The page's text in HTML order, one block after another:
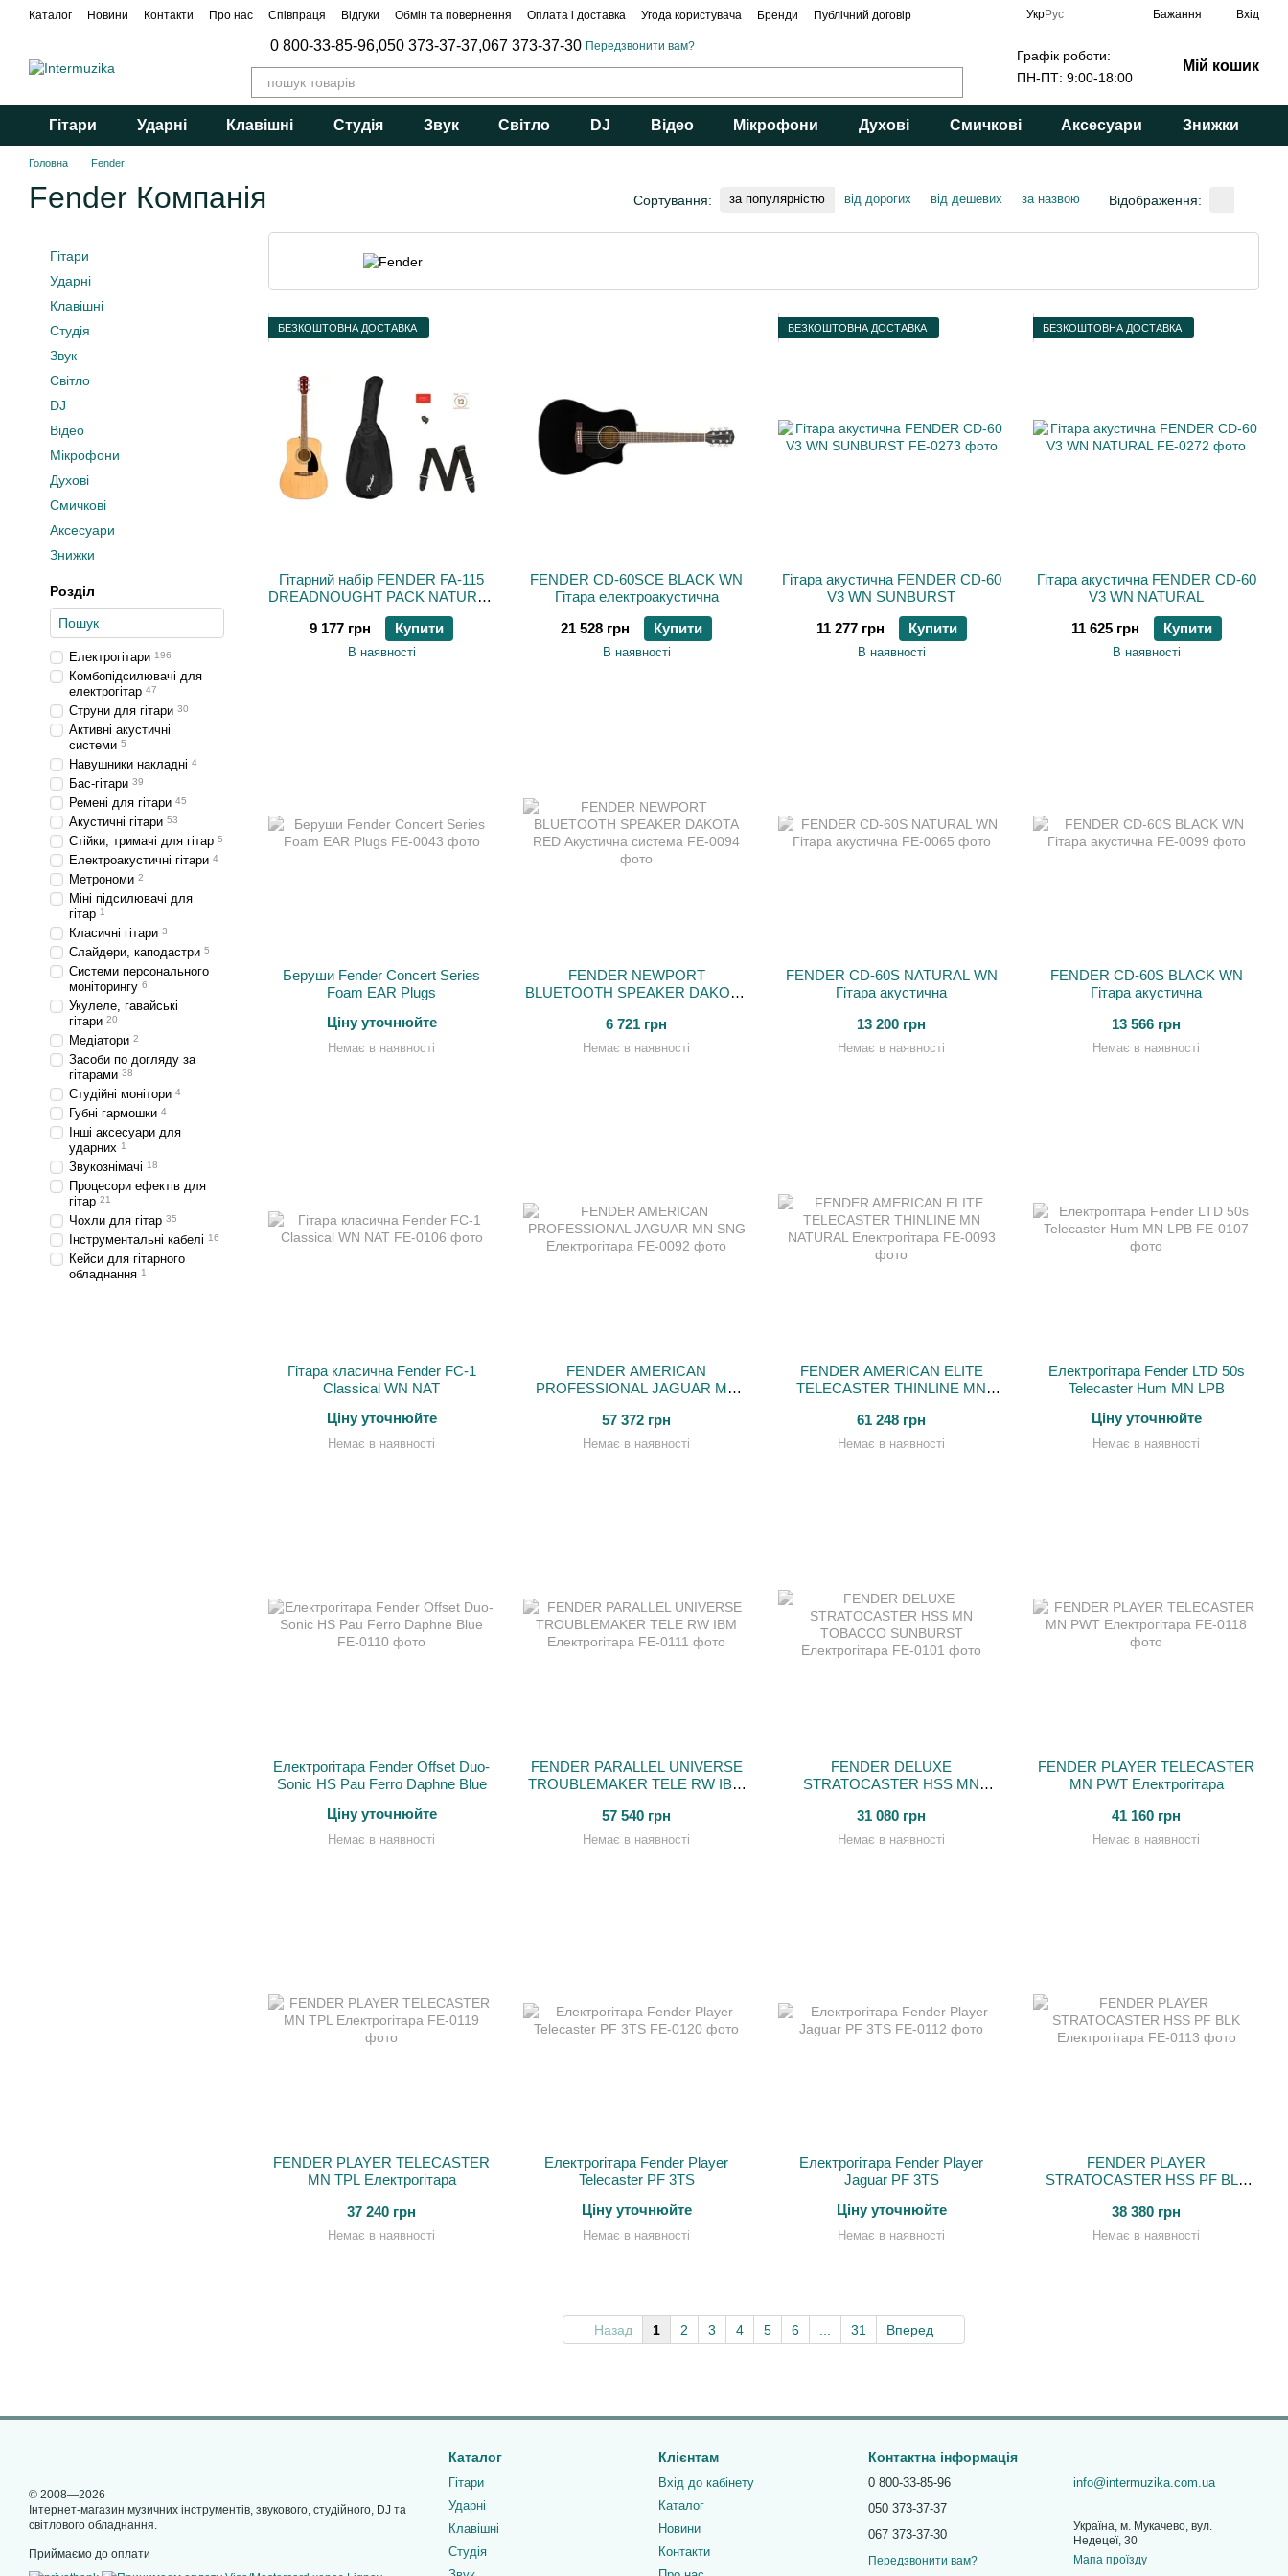
Перейти до основного контенту
Каталог Новини Контакти Про нас Співпраця Відгуки Обмін та повернення Оплата і доставка Угода користувача Бренди Публічний договір УкрРус Бажання Вхід
0 800-33-85-96,050 373-37-37,067 373-37-30 Передзвонити вам?
Графік роботи:
ПН-ПТ: 9:00-18:00
Мій кошик
Гітари Ударні Клавішні Студія Звук Світло DJ Відео Мікрофони Духові Смичкові Аксесуари Знижки
Головна Fender
Fender Компанія Сортування: за популярністю від дорогих від дешевих за назвою Відображення:
БЕЗКОШТОВНА ДОСТАВКА
Гітарний набір FENDER FA-115
DREADNOUGHT PACK NATURAL
WN V2
9 177 грн
Купити
В наявності
FENDER CD-60SCE BLACK WN
Гітара електроакустична
21 528 грн
Купити
В наявності
БЕЗКОШТОВНА ДОСТАВКА
Гітара акустична FENDER CD-60
V3 WN SUNBURST
11 277 грн
Купити
В наявності
БЕЗКОШТОВНА ДОСТАВКА
Гітара акустична FENDER CD-60
V3 WN NATURAL
11 625 грн
Купити
В наявності
Беруши Fender Concert Series
Foam EAR Plugs
Ціну уточнюйте
Немає в наявності
FENDER NEWPORT
BLUETOOTH SPEAKER DAKOTA
6 721 грн
Немає в наявності
FENDER CD-60S NATURAL WN
Гітара акустична
13 200 грн
Немає в наявності
FENDER CD-60S BLACK WN
Гітара акустична
13 566 грн
Немає в наявності
Гітара класична Fender FC-1
Classical WN NAT
Ціну уточнюйте
Немає в наявності
FENDER AMERICAN
PROFESSIONAL JAGUAR MN
57 372 грн
Немає в наявності
FENDER AMERICAN ELITE
TELECASTER THINLINE MN
61 248 грн
Немає в наявності
Електрогітара Fender LTD 50s
Telecaster Hum MN LPB
Ціну уточнюйте
Немає в наявності
Електрогітара Fender Offset Duo-
Sonic HS Pau Ferro Daphne Blue
Ціну уточнюйте
Немає в наявності
FENDER PARALLEL UNIVERSE
TROUBLEMAKER TELE RW IBM
57 540 грн
Немає в наявності
FENDER DELUXE
STRATOCASTER HSS MN
Електрогітара
31 080 грн
Немає в наявності
FENDER PLAYER TELECASTER
MN PWT Електрогітара
41 160 грн
Немає в наявності
FENDER PLAYER TELECASTER
MN TPL Електрогітара
37 240 грн
Немає в наявності
Електрогітара Fender Player
Telecaster PF 3TS
Ціну уточнюйте
Немає в наявності
Електрогітара Fender Player
Jaguar PF 3TS
Ціну уточнюйте
Немає в наявності
FENDER PLAYER
STRATOCASTER HSS PF BLK
38 380 грн
Немає в наявності
Назад 1 2 3 4 5 6 ... 31 Вперед
Гітари
Ударні
Клавішні
Студія
Звук
Світло
DJ
Відео
Мікрофони
Духові
Смичкові
Аксесуари
Знижки
Розділ
Електрогітари 196
Комбопідсилювачі для
електрогітар 47
Струни для гітари 30
Активні акустичні
системи 5
Навушники накладні 4
Бас-гітари 39
Ремені для гітари 45
Акустичні гітари 53
Стійки, тримачі для гітар 5
Електроакустичні гітари 4
Метрономи 2
Міні підсилювачі для
гітар 1
Класичні гітари 3
Слайдери, каподастри 5
Системи персонального
моніторингу 6
Укулеле, гавайські
гітари 20
Медіатори 2
Засоби по догляду за
гітарами 38
Студійні монітори 4
Губні гармошки 4
Інші аксесуари для
ударних 1
Звукознімачі 18
Процесори ефектів для
гітар 21
Чохли для гітар 35
Інструментальні кабелі 16
Кейси для гітарного
обладнання 1
© 2008—2026
Інтернет-магазин музичних інструментів, звукового, студійного, DJ та
світлового обладнання.
Приймаємо до оплати
Каталог
Гітари
Ударні
Клавішні
Студія
Клієнтам
Вхід до кабінету
Каталог
Новини
Контакти
Контактна інформація
0 800-33-85-96
050 373-37-37
067 373-37-30
Передзвонити вам?
info@intermuzika.com.ua
Україна, м. Мукачево, вул.
Недецеї, 30
Мапа проїзду